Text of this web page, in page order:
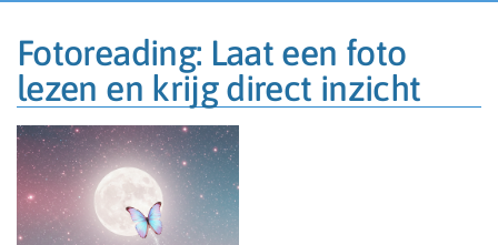
Fotoreading: Laat een foto
lezen en krijg direct inzicht